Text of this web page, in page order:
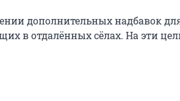
дополнительных надбавок
в отдалённых сёлах. На эти